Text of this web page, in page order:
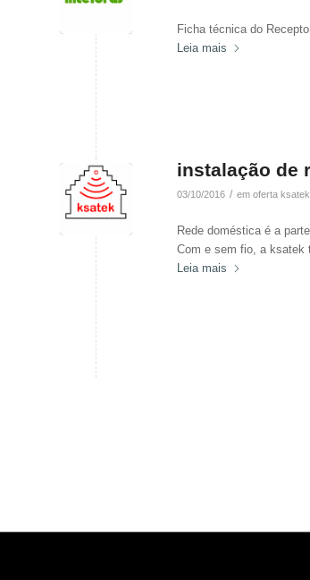
Ficha técnica do
Leia mais
instalação de
03/10/2016 / em oferta ksatek
Rede doméstica é a
Com e sem fio, a ksatek
Leia mais